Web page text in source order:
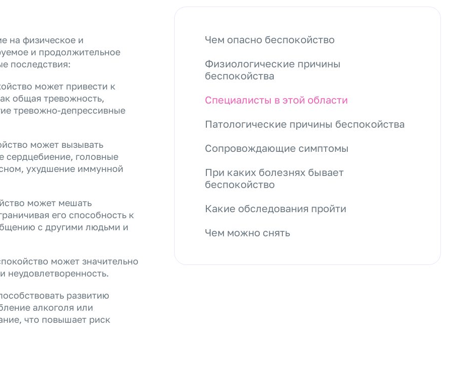
на физическое и
и продолжительное
последствия:
может привести к
общая тревожность,
тревожно-депрессивные
может вызывать
головные
ухудшение иммунной
может мешать
его способность к
с другими людьми и
может значительно
неудовлетворенность.
развитию
алкоголя или
что повышает риск
Чем опасно беспокойство
Физиологические причины
беспокойства
Специалисты в этой области
Патологические причины беспокойства
Сопровождающие симптомы
При каких болезнях бывает
беспокойство
Какие обследования пройти
Чем можно снять